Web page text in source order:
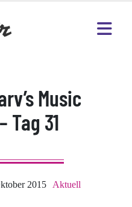
Music
Tag 31
2015 Aktuell